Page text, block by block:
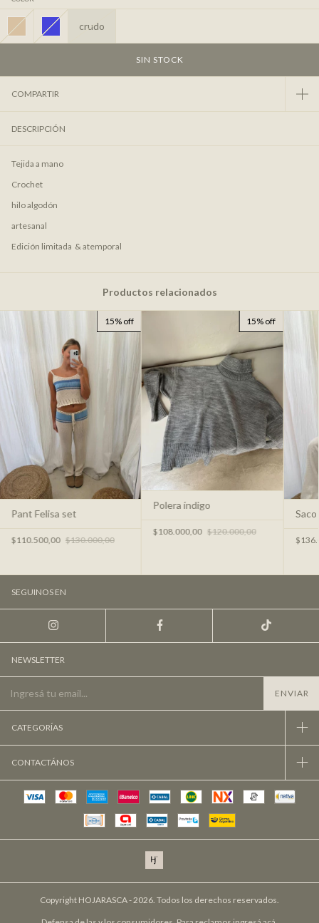
crudo
COMPARTIR
DESCRIPCIÓN
Tejida a mano
Crochet
hilo algodón
artesanal
Edición limitada & atemporal
Productos relacionados
15% off
Pant Felisa set
$110.500,00 $130.000,00
15% off
Polera índigo
$108.000,00 $120.000,00
SEGUINOS EN
NEWSLETTER
CATEGORÍAS
CONTACTÁNOS
Copyright HOJARASCA - 2026. Todos los derechos reservados.